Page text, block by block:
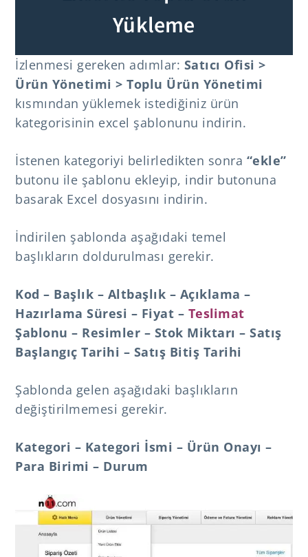
Yükleme
İzlenmesi gereken adımlar: Satıcı Ofisi >
Ürün Yönetimi > Toplu Ürün Yönetimi
kısmından yüklemek istediğiniz ürün
kategorisinin excel şablonunu indirin.
İstenen kategoriyi belirledikten sonra “ekle”
butonu ile şablonu ekleyip, indir butonuna
basarak Excel dosyasını indirin.
İndirilen şablonda aşağıdaki temel
başlıkların doldurulması gerekir.
Kod – Başlık – Altbaşlık – Açıklama –
Hazırlama Süresi – Fiyat – Teslimat
Şablonu – Resimler – Stok Miktarı – Satış
Başlangıç Tarihi – Satış Bitiş Tarihi
Şablonda gelen aşağıdaki başlıkların
değiştirilmemesi gerekir.
Kategori – Kategori İsmi – Ürün Onayı –
Para Birimi – Durum